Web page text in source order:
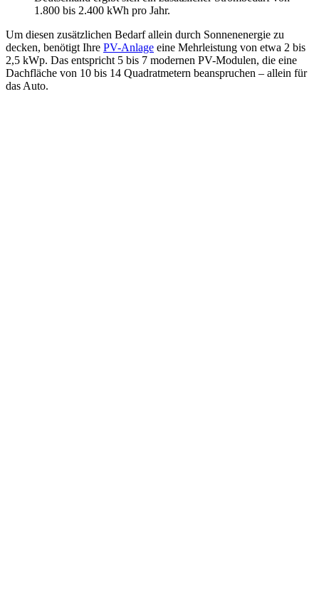
1.800 bis 2.400 kWh pro Jahr.
Um diesen zusätzlichen Bedarf allein durch Sonnenenergie zu
decken, benötigt Ihre PV-Anlage eine Mehrleistung von etwa 2 bis
2,5 kWp. Das entspricht 5 bis 7 modernen PV-Modulen, die eine
Dachfläche von 10 bis 14 Quadratmetern beanspruchen – allein für
das Auto.